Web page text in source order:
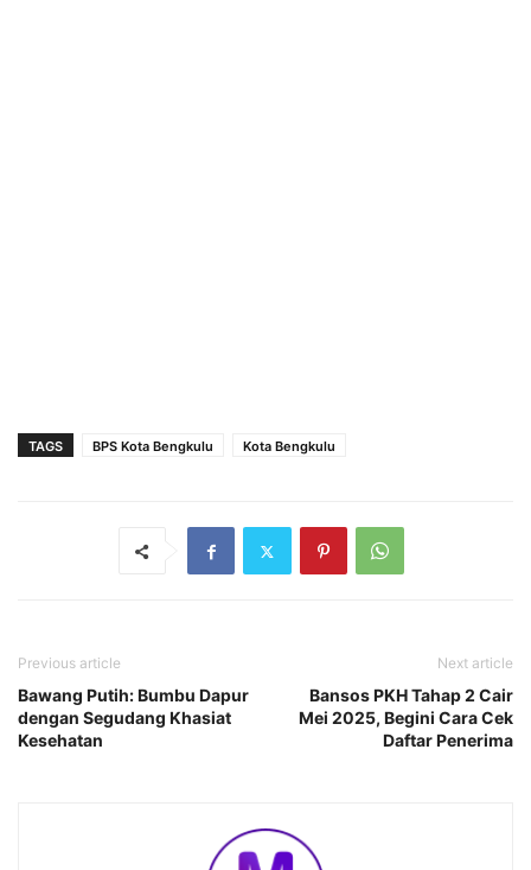
TAGS BPS Kota Bengkulu Kota Bengkulu
Previous article
Bawang Putih: Bumbu Dapur
dengan Segudang Khasiat
Kesehatan
Next article
Bansos PKH Tahap 2 Cair
Mei 2025, Begini Cara Cek
Daftar Penerima